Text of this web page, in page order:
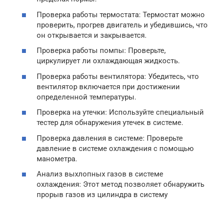
Проверка работы термостата: Термостат можно
проверить, прогрев двигатель и убедившись, что
он открывается и закрывается.
Проверка работы помпы: Проверьте,
циркулирует ли охлаждающая жидкость.
Проверка работы вентилятора: Убедитесь, что
вентилятор включается при достижении
определенной температуры.
Проверка на утечки: Используйте специальный
тестер для обнаружения утечек в системе.
Проверка давления в системе: Проверьте
давление в системе охлаждения с помощью
манометра.
Анализ выхлопных газов в системе
охлаждения: Этот метод позволяет обнаружить
прорыв газов из цилиндра в систему